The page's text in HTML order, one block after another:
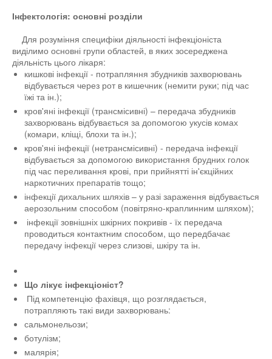
Інфектологія: основні розділи
Для розуміння специфіки діяльності інфекціоніста
виділимо основні групи областей, в яких зосереджена
діяльність цього лікаря:
кишкові інфекції - потрапляння збудників захворювань
відбувається через рот в кишечник (немити руки; під час
їжі та ін.);
кров'яні інфекції (трансмісивні) – передача збудників
захворювань відбувається за допомогою укусів комах
(комари, кліщі, блохи та ін.);
кров'яні інфекції (нетрансмісивні) - передача інфекції
відбувається за допомогою використання брудних голок
під час переливання крові, при прийнятті ін'єкційних
наркотичних препаратів тощо;
інфекції дихальних шляхів – у разі зараження відбувається
аерозольним способом (повітряно-краплинним шляхом);
інфекції зовнішніх шкірних покривів - їх передача
проводиться контактним способом, що передбачає
передачу інфекції через слизові, шкіру та ін.
Що лікує інфекціоніст?
Під компетенцію фахівця, що розглядається,
потрапляють такі види захворювань:
сальмонельози;
ботулізм;
малярія;